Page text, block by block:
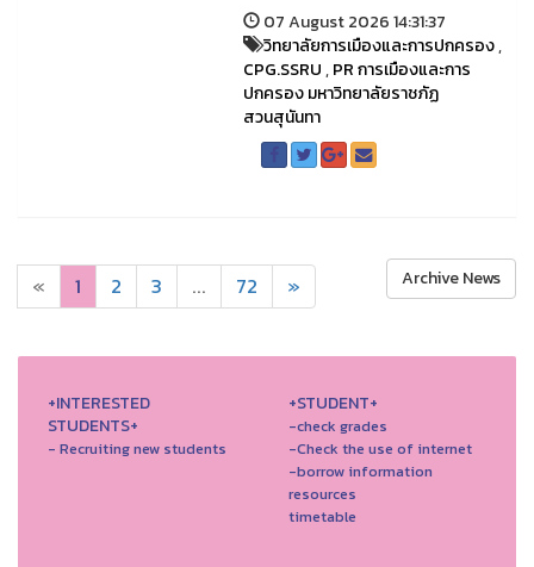
07 August 2026 14:31:37
วิทยาลัยการเมืองและการปกครอง,
CPG.SSRU,PR การเมืองและการ
ปกครอง มหาวิทยาลัยราชภัฏ
สวนสุนันทา
« 1 2 3 ... 72 » Archive News
+INTERESTED
STUDENTS+
- Recruiting new students
+STUDENT+
-check grades
-Check the use of internet
-borrow information
resources
timetable